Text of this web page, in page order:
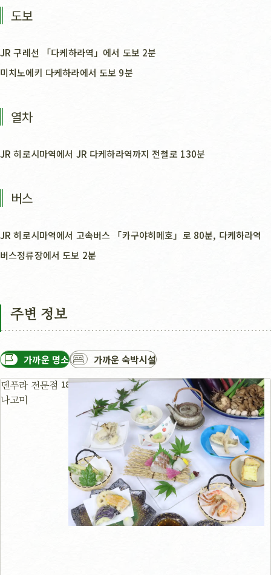
도보
JR 구레선 「다케하라역」에서 도보 2분
미치노에키 다케하라에서 도보 9분
열차
JR 히로시마역에서 JR 다케하라역까지 전철로 130분
버스
JR 히로시마역에서 고속버스 「카구야히메호」로 80분, 다케하라역
버스정류장에서 도보 2분
주변 정보
가까운 명소 가까운 숙박시설
덴푸라 전문점
나고미
18m